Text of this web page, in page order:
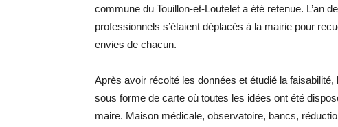
commune du Touillon-et-Loutelet a été retenue. L’an
professionnels s’étaient déplacés à la mairie pour
envies de chacun.
Après avoir récolté les données et étudié la
sous forme de carte où toutes les idées ont été
maire. Maison médicale, observatoire, bancs,